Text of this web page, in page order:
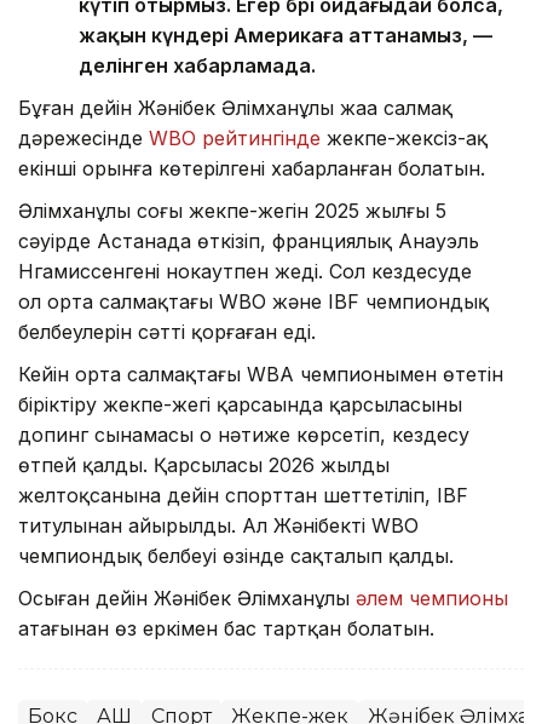
жақын күндері Америкаға аттанамыз, —
делінген хабарламада.
Бұған дейін Жәнібек Әлімханұлы жаңа салмақ
дәрежесінде WBO рейтингінде жекпе-жексіз-ақ
екінші орынға көтерілгені хабарланған болатын.
Әлімханұлы соңғы жекпе-жегін 2025 жылғы 5
сәуірде Астанада өткізіп, франциялық Анауэль
Нгамиссенгені нокаутпен жеңді. Сол кездесуде
ол орта салмақтағы WBO және IBF чемпиондық
белбеулерін сәтті қорғаған еді.
Кейін орта салмақтағы WBA чемпионымен өтетін
біріктіру жекпе-жегі қарсаңында қарсыласының
допинг сынамасы оң нәтиже көрсетіп, кездесу
өтпей қалды. Қарсыласы 2026 жылдың
желтоқсанына дейін спорттан шеттетіліп, IBF
титулынан айырылды. Ал Жәнібектің WBO
чемпиондық белбеуі өзінде сақталып қалды.
Осыған дейін Жәнібек Әлімханұлы әлем чемпионы
атағынан өз еркімен бас тартқан болатын.
Бокс АҚШ Спорт Жекпе-жек Жәнібек